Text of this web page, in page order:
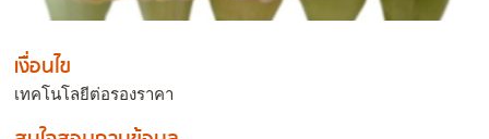
เงื่อนไข
เทคโนโลยีต่อรองราคา